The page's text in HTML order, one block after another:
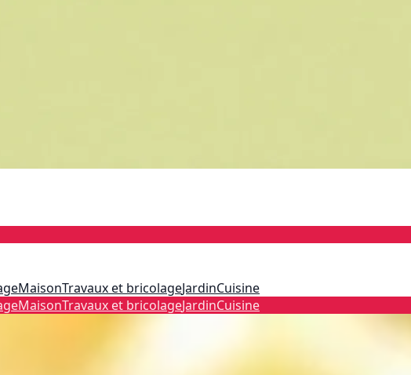
MaisonTravaux et bricolageJardinCuisine
MaisonTravaux et bricolageJardinCuisine